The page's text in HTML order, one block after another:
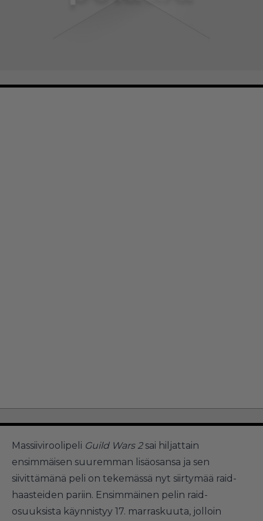
Massiiviroolipeli Guild Wars 2 sai hiljattain
ensimmäisen suuremman lisäosansa ja sen
siivittämänä peli on tekemässä nyt siirtymää raid-
haasteiden pariin. Ensimmäinen pelin raid-
osuuksista käynnistyy 17. marraskuuta, jolloin